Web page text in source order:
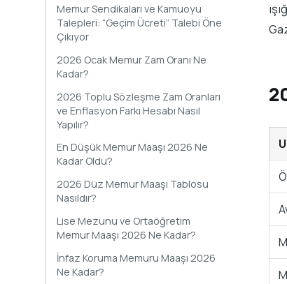
Memur Sendikaları ve Kamuoyu
Talepleri: “Geçim Ücreti” Talebi Öne
Çıkıyor
2026 Ocak Memur Zam Oranı Ne
Kadar?
2026 Toplu Sözleşme Zam Oranları
ve Enflasyon Farkı Hesabı Nasıl
Yapılır?
En Düşük Memur Maaşı 2026 Ne
Kadar Oldu?
2026 Düz Memur Maaşı Tablosu
Nasıldır?
Lise Mezunu ve Ortaöğretim
Memur Maaşı 2026 Ne Kadar?
İnfaz Koruma Memuru Maaşı 2026
Ne Kadar?